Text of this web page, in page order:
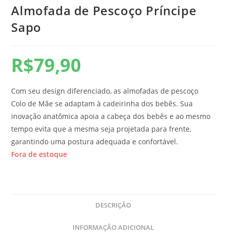
Almofada de Pescoço Príncipe
Sapo
R$79,90
Com seu design diferenciado, as almofadas de pescoço
Colo de Mãe se adaptam à cadeirinha dos bebês. Sua
inovação anatômica apoia a cabeça dos bebês e ao mesmo
tempo evita que a mesma seja projetada para frente,
garantindo uma postura adequada e confortável.
Fora de estoque
DESCRIÇÃO
INFORMAÇÃO ADICIONAL